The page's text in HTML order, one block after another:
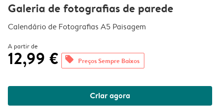
Galeria de fotografias de parede
Calendário de Fotografias A5 Paisagem
A partir de
12,99 € offers Preços Sempre Baixos
Criar agora